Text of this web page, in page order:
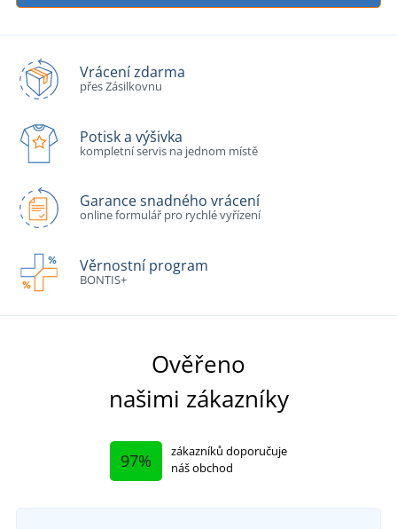
Vrácení zdarma
přes Zásilkovnu
Potisk a výšivka
kompletní servis na jednom místě
Garance snadného vrácení
online formulář pro rychlé vyřízení
Věrnostní program
BONTIS+
Ověřeno
našimi zákazníky
97%
zákazníků doporučuje
náš obchod